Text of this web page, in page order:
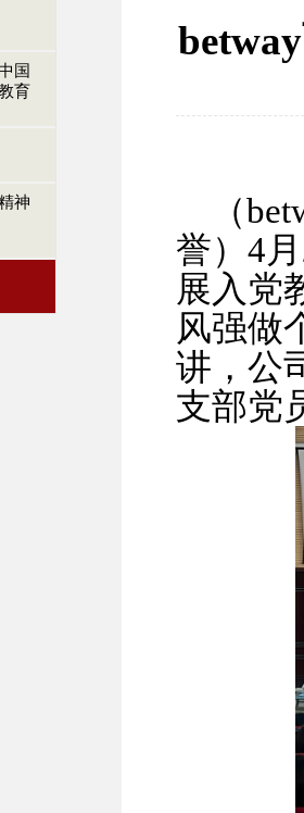
国
育
神
（
誉） 4
展入党
风强做
讲，公
支部党